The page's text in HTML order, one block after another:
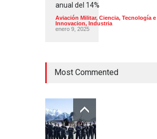
anual del 14%
Aviación Militar, Ciencia, Tecnología e
Innovacion, Industria
enero 9, 2025
Most Commented